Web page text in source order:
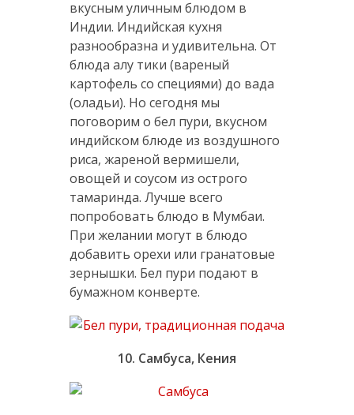
вкусным уличным блюдом в
Индии. Индийская кухня
разнообразна и удивительна. От
блюда алу тики (вареный
картофель со специями) до вада
(оладьи). Но сегодня мы
поговорим о бел пури, вкусном
индийском блюде из воздушного
риса, жареной вермишели,
овощей и соусом из острого
тамаринда. Лучше всего
попробовать блюдо в Мумбаи.
При желании могут в блюдо
добавить орехи или гранатовые
зернышки. Бел пури подают в
бумажном конверте.
10. Самбуса, Кения